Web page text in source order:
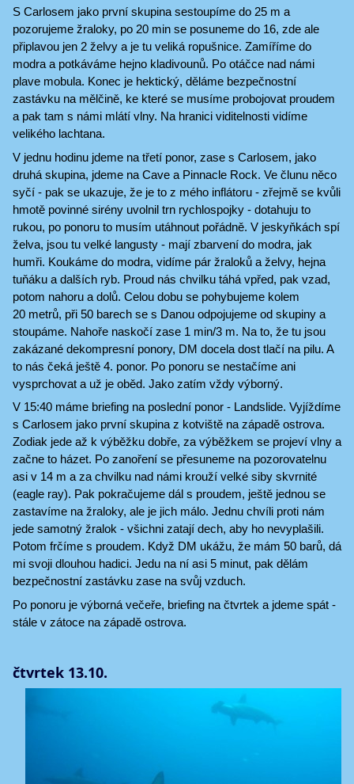
S Carlosem jako první skupina sestoupíme do 25 m a
pozorujeme žraloky, po 20 min se posuneme do 16, zde ale
připlavou jen 2 želvy a je tu veliká ropušnice. Zamíříme do
modra a potkáváme hejno kladivounů. Po otáčce nad námi
plave mobula. Konec je hektický, děláme bezpečnostní
zastávku na mělčině, ke které se musíme probojovat proudem
a pak tam s námi mlátí vlny. Na hranici viditelnosti vidíme
velikého lachtana.
V jednu hodinu jdeme na třetí ponor, zase s Carlosem, jako
druhá skupina, jdeme na Cave a Pinnacle Rock. Ve člunu něco
syčí - pak se ukazuje, že je to z mého inflátoru - zřejmě se kvůli
hmotě povinné sirény uvolnil trn rychlospojky - dotahuju to
rukou, po ponoru to musím utáhnout pořádně. V jeskyňkách spí
želva, jsou tu velké langusty - mají zbarvení do modra, jak
humři. Koukáme do modra, vidíme pár žraloků a želvy, hejna
tuňáku a dalších ryb. Proud nás chvilku táhá vpřed, pak vzad,
potom nahoru a dolů. Celou dobu se pohybujeme kolem
20 metrů, při 50 barech se s Danou odpojujeme od skupiny a
stoupáme. Nahoře naskočí zase 1 min/3 m. Na to, že tu jsou
zakázané dekompresní ponory, DM docela dost tlačí na pilu. A
to nás čeká ještě 4. ponor. Po ponoru se nestačíme ani
vysprchovat a už je oběd. Jako zatím vždy výborný.
V 15:40 máme briefing na poslední ponor - Landslide. Vyjíždíme
s Carlosem jako první skupina z kotviště na západě ostrova.
Zodiak jede až k výběžku dobře, za výběžkem se projeví vlny a
začne to házet. Po zanoření se přesuneme na pozorovatelnu
asi v 14 m a za chvilku nad námi krouží velké siby skvrnité
(eagle ray). Pak pokračujeme dál s proudem, ještě jednou se
zastavíme na žraloky, ale je jich málo. Jednu chvíli proti nám
jede samotný žralok - všichni zatají dech, aby ho nevyplašili.
Potom frčíme s proudem. Když DM ukážu, že mám 50 barů, dá
mi svoji dlouhou hadici. Jedu na ní asi 5 minut, pak dělám
bezpečnostní zastávku zase na svůj vzduch.
Po ponoru je výborná večeře, briefing na čtvrtek a jdeme spát -
stále v zátoce na západě ostrova.
čtvrtek 13.10.